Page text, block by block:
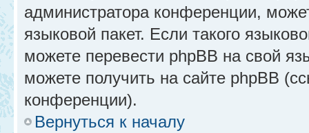
администратора конференции,
языковой пакет. Если такого
можете перевести phpBB на свой
можете получить на сайте phpBB
конференции).
Вернуться к началу